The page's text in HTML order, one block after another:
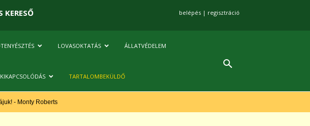
KERESŐ belépés | regisztráció
LOVASOKTATÁS ÁLLATVÉDELEM
KIKAPCSOLÓDÁS TARTALOMBEKÜLDŐ
- Monty Roberts